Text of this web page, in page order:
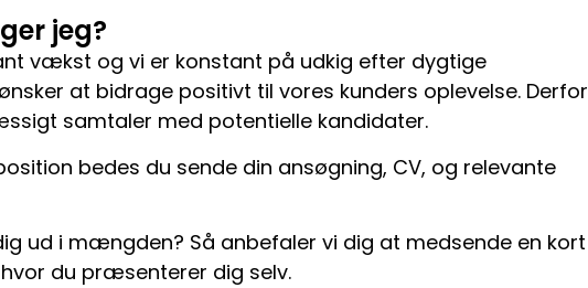
jeg?
vækst og vi er konstant på udkig efter dygtige
at bidrage positivt til vores kunders oplevelse. Derfor
samtaler med potentielle kandidater.
bedes du sende din ansøgning, CV, og relevante
ud i mængden? Så anbefaler vi dig at medsende en kort
du præsenterer dig selv.